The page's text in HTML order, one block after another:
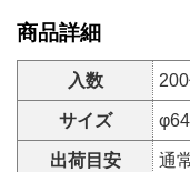
商品詳細
入数
サイズ
出荷目安 通